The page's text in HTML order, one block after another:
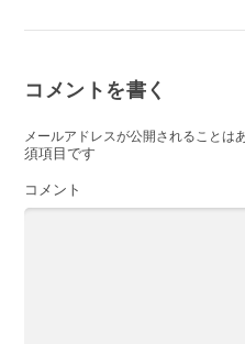
コメントを書く
メールアドレスが公開されることは
須項目です
コメント